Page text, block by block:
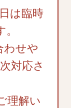
は臨時
わせや
対応さ
理解い